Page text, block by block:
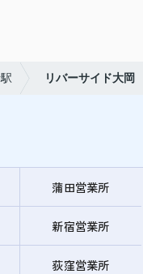
リバーサイド大岡
蒲田営業所
新宿営業所
荻窪営業所